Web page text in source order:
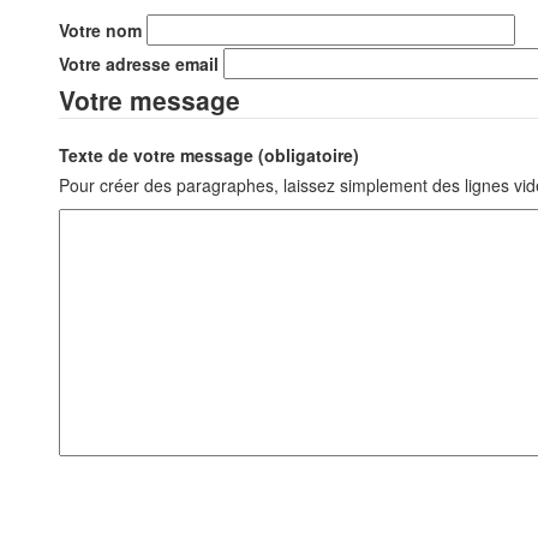
Votre nom
Votre adresse email
Votre message
Texte de votre message (obligatoire)
Pour créer des paragraphes, laissez simplement des lignes